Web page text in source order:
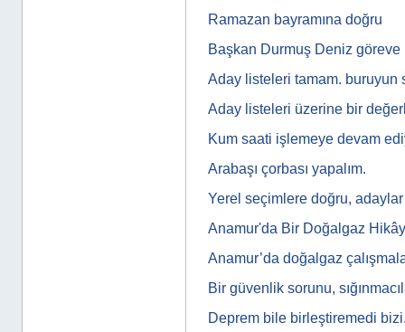
Ramazan bayramına doğru
Başkan Durmuş Deniz göreve
Aday listeleri tamam. buruyun
Aday listeleri üzerine bir
Kum saati işlemeye devam
Arabaşı çorbası yapalım.
Yerel seçimlere doğru, adaylar
Anamur'da Bir Doğalgaz
Anamur’da doğalgaz
Bir güvenlik sorunu,
Deprem bile birleştiremedi